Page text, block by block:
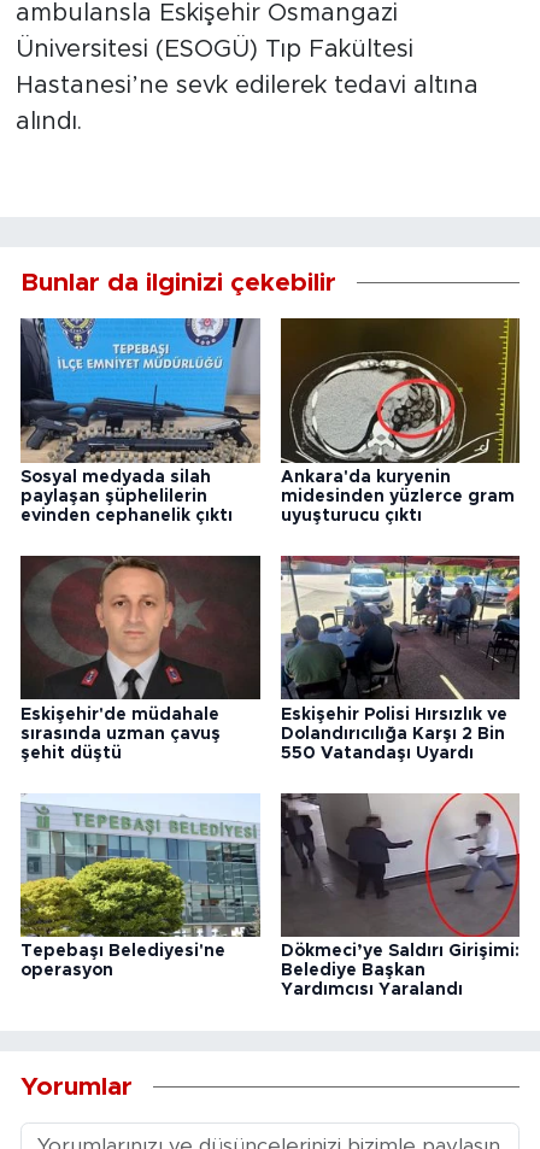
ambulansla Eskişehir Osmangazi
Üniversitesi (ESOGÜ) Tıp Fakültesi
Hastanesi’ne sevk edilerek tedavi altına
alındı.
Bunlar da ilginizi çekebilir
Sosyal medyada silah
paylaşan şüphelilerin
evinden cephanelik çıktı
Ankara'da kuryenin
midesinden yüzlerce gram
uyuşturucu çıktı
Eskişehir'de müdahale
sırasında uzman çavuş
şehit düştü
Eskişehir Polisi Hırsızlık ve
Dolandırıcılığa Karşı 2 Bin
550 Vatandaşı Uyardı
Tepebaşı Belediyesi'ne
operasyon
Dökmeci’ye Saldırı Girişimi:
Belediye Başkan
Yardımcısı Yaralandı
Yorumlar